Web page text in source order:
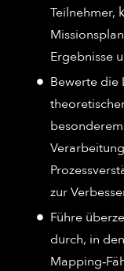
Teilnehmer,
Ergebnisse
Bewerte die
zur
Führe
durch, in